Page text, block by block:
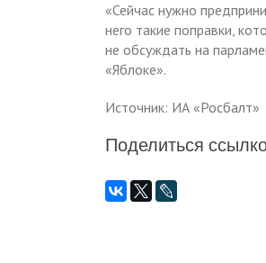
«Сейчас нужно
него такие поправки,
не обсуждать на
«Яблоке».
Источник: ИА «Росбалт»
Поделиться